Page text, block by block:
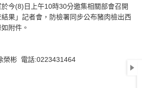
今(8)日上午10時30分邀集相關部會召開
結果」記者會，防檢署同步公布豬肉檢出西
附件。
榮彬 電話:0223431464